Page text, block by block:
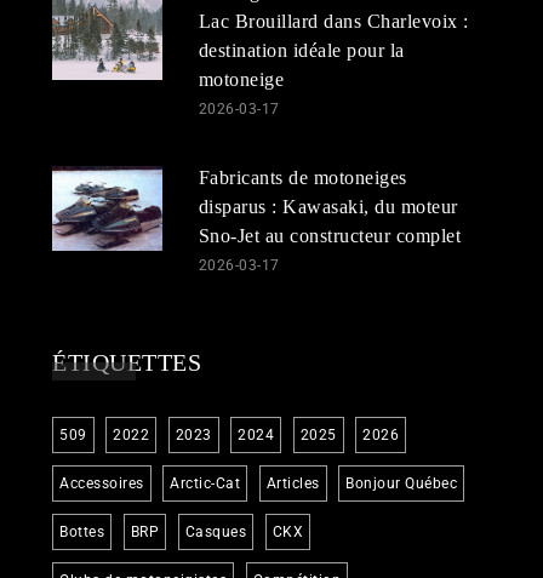
Lac Brouillard dans Charlevoix :
destination idéale pour la
motoneige
2026-03-17
Fabricants de motoneiges
disparus : Kawasaki, du moteur
Sno-Jet au constructeur complet
2026-03-17
ÉTIQUETTES
509 2022 2023 2024 2025 2026
Accessoires Arctic-Cat Articles Bonjour Québec
Bottes BRP Casques CKX